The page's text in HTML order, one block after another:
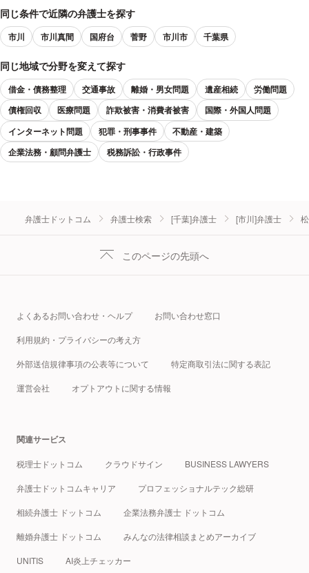
同じ条件で近隣の弁護士を探す
市川 市川真間 国府台 菅野 市川市 千葉県
同じ地域で分野を変えて探す
借金・債務整理 交通事故 離婚・男女問題 遺産相続
労働問題
債権回収
医療問題 詐欺被害・消費者被害
国際・外国人問題
インターネット問題
犯罪・刑事事件
不動産・建築
企業法務・顧問弁護士
税務訴訟・行政事件
弁護士ドットコム 弁護士検索 [千葉]弁護士 [市川]弁護士
このページの先頭へ
よくあるお問い合わせ・ヘルプ お問い合わせ窓口
利用規約・プライバシーの考え方
外部送信規律事項の公表等について 特定商取引法に関する表記
運営会社 オプトアウトに関する情報
関連サービス
税理士ドットコム クラウドサイン BUSINESS LAWYERS
弁護士ドットコムキャリア プロフェッショナルテック総研
相続弁護士 ドットコム 企業法務弁護士 ドットコム
離婚弁護士 ドットコム みんなの法律相談まとめアーカイブ
UNITIS AI炎上チェッカー